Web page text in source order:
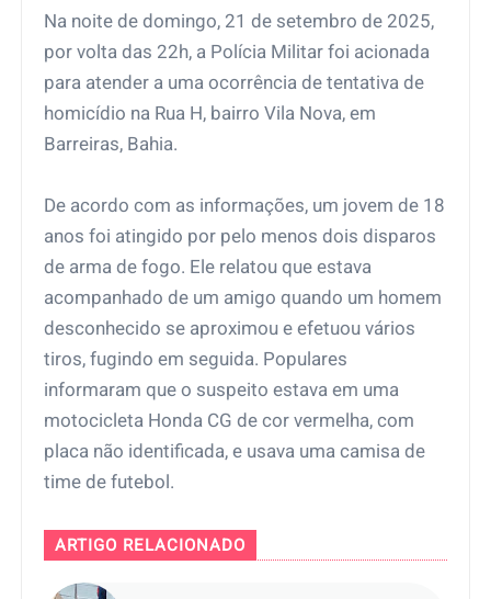
Na noite de domingo, 21 de setembro de 2025,
por volta das 22h, a Polícia Militar foi acionada
para atender a uma ocorrência de tentativa de
homicídio na Rua H, bairro Vila Nova, em
Barreiras, Bahia.
De acordo com as informações, um jovem de 18
anos foi atingido por pelo menos dois disparos
de arma de fogo. Ele relatou que estava
acompanhado de um amigo quando um homem
desconhecido se aproximou e efetuou vários
tiros, fugindo em seguida. Populares
informaram que o suspeito estava em uma
motocicleta Honda CG de cor vermelha, com
placa não identificada, e usava uma camisa de
time de futebol.
ARTIGO RELACIONADO